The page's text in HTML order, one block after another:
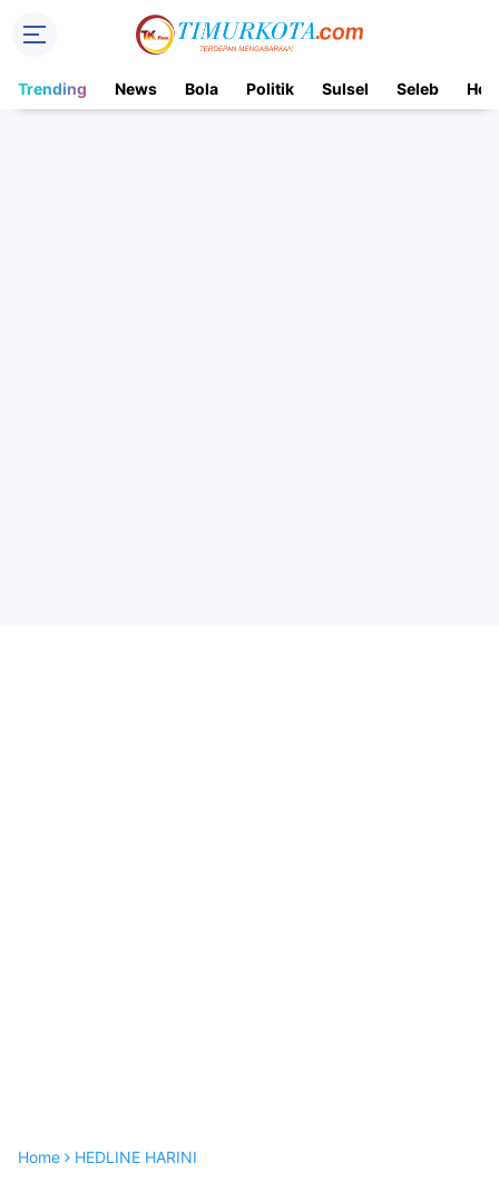
Trending News Bola Politik Sulsel Seleb Hot
Home HEDLINE HARINI